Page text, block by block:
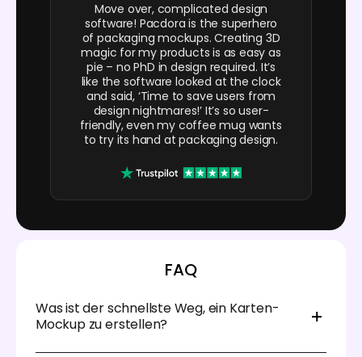
Move over, complicated design
software! Pacdora is the superhero
of packaging mockups. Creating 3D
magic for my products is as easy as
pie – no PhD in design required. It’s
like the software looked at the clock
and said, ‘Time to save users from
design nightmares!’ It’s so user-
friendly, even my coffee mug wants
to try its hand at packaging design.
FAQ
Was ist der schnellste Weg, ein Karten-
Mockup zu erstellen?